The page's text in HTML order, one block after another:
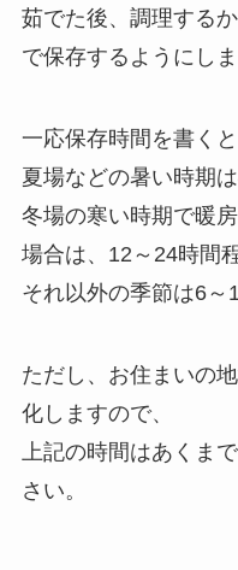
茹でた後、調理する
で保存するようにしま
一応保存時間を書くと
夏場などの暑い時期
冬場の寒い時期で暖
場合は、12～24時間程
それ以外の季節は6～
ただし、お住まいの
化しますので、
上記の時間はあくま
さい。